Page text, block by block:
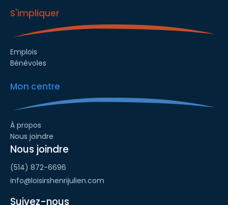
S'impliquer
Emplois
Bénévoles
Mon centre
À propos
Nous joindre
Nous joindre
(514) 872-6696
info@loisirshenrijulien.com
Suivez-nous